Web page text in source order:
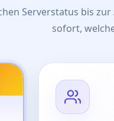
Serverstatus bis
sofort,